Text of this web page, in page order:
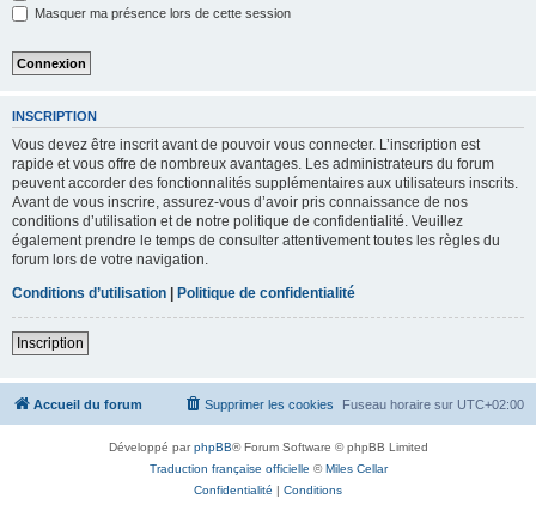
Masquer ma présence lors de cette session
INSCRIPTION
Vous devez être inscrit avant de pouvoir vous connecter. L’inscription est
rapide et vous offre de nombreux avantages. Les administrateurs du forum
peuvent accorder des fonctionnalités supplémentaires aux utilisateurs inscrits.
Avant de vous inscrire, assurez-vous d’avoir pris connaissance de nos
conditions d’utilisation et de notre politique de confidentialité. Veuillez
également prendre le temps de consulter attentivement toutes les règles du
forum lors de votre navigation.
Conditions d’utilisation | Politique de confidentialité
Inscription
Accueil du forum Fuseau horaire sur UTC+02:00
Supprimer les cookies
Développé parphpBB® Forum Software © phpBB Limited
Traduction française officielle ©Miles Cellar
Confidentialité | Conditions